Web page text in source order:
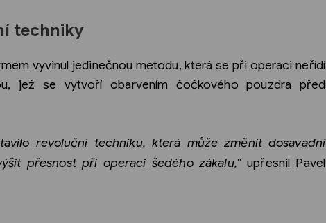
techniky
vyvinul jedinečnou metodu, která se při operaci neřídí
jež se vytvoří obarvením čočkového pouzdra před
revoluční techniku, která může změnit dosavadní
přesnost při operaci šedého zákalu,“upřesnil Pavel